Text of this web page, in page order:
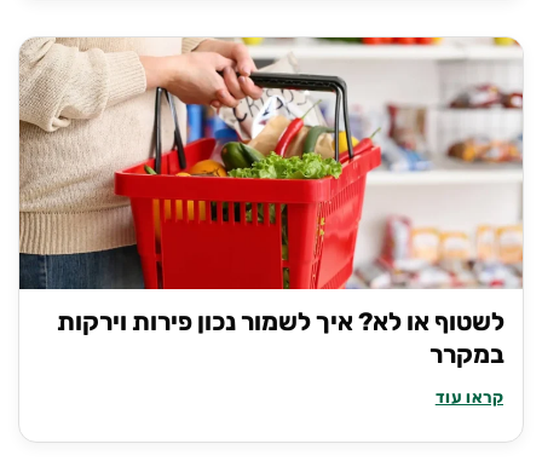
לשטוף או לא? איך לשמור נכון פירות וירקות
במקרר
קראו עוד